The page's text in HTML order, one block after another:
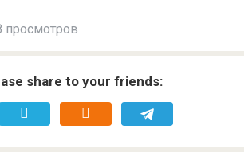
просмотров
share to your friends: